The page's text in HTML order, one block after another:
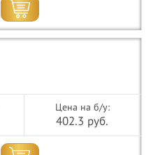
Цена на б/у:
402.3 руб.